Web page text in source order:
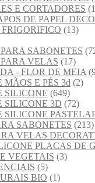
E CORTADORES
DE PAPEL
(13)
SABONETES
VELAS (17)
- FLOR DE MEIA
MÃOS E PÉS 3d (2)
SILICONE (649)
SILICONE 3D (72)
SILICONE
SABONETES (213)
VELAS
PLACAS DE
VEGETAIS (3)
(5)
BIO (1)